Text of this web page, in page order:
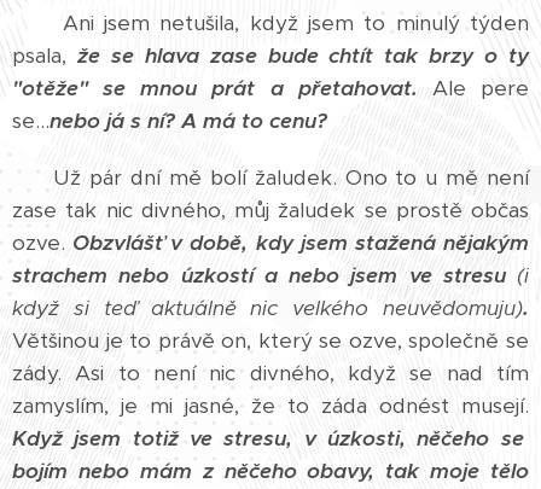
Ani jsem netušila, když jsem to minulý týden
psala, že se hlava zase bude chtít tak brzy o ty
"otěže" se mnou prát a přetahovat. Ale pere
se...nebo já s ní? A má to cenu?
Už pár dní mě bolí žaludek. Ono to u mě není
zase tak nic divného, můj žaludek se prostě občas
ozve. Obzvlášť v době, kdy jsem stažená nějakým
strachem nebo úzkostí a nebo jsem ve stresu (i
když si teď aktuálně nic velkého neuvědomuju).
Většinou je to právě on, který se ozve, společně se
zády. Asi to není nic divného, když se nad tím
zamyslím, je mi jasné, že to záda odnést musejí.
Když jsem totiž ve stresu, v úzkosti, něčeho se
bojím nebo mám z něčeho obavy, tak moje tělo